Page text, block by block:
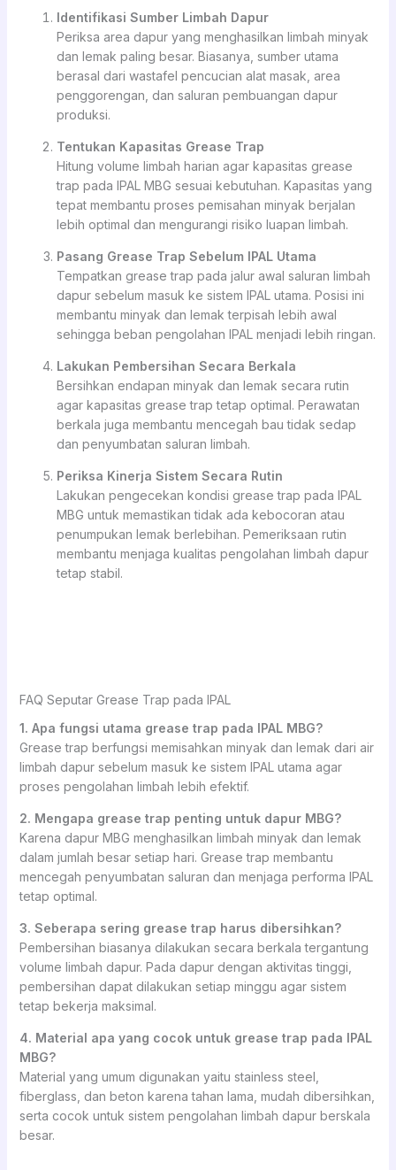
Identifikasi Sumber Limbah Dapur
Periksa area dapur yang menghasilkan limbah minyak
dan lemak paling besar. Biasanya, sumber utama
berasal dari wastafel pencucian alat masak, area
penggorengan, dan saluran pembuangan dapur
produksi.
Tentukan Kapasitas Grease Trap
Hitung volume limbah harian agar kapasitas grease
trap pada IPAL MBG sesuai kebutuhan. Kapasitas yang
tepat membantu proses pemisahan minyak berjalan
lebih optimal dan mengurangi risiko luapan limbah.
Pasang Grease Trap Sebelum IPAL Utama
Tempatkan grease trap pada jalur awal saluran limbah
dapur sebelum masuk ke sistem IPAL utama. Posisi ini
membantu minyak dan lemak terpisah lebih awal
sehingga beban pengolahan IPAL menjadi lebih ringan.
Lakukan Pembersihan Secara Berkala
Bersihkan endapan minyak dan lemak secara rutin
agar kapasitas grease trap tetap optimal. Perawatan
berkala juga membantu mencegah bau tidak sedap
dan penyumbatan saluran limbah.
Periksa Kinerja Sistem Secara Rutin
Lakukan pengecekan kondisi grease trap pada IPAL
MBG untuk memastikan tidak ada kebocoran atau
penumpukan lemak berlebihan. Pemeriksaan rutin
membantu menjaga kualitas pengolahan limbah dapur
tetap stabil.
FAQ Seputar Grease Trap pada IPAL
1. Apa fungsi utama grease trap pada IPAL MBG?
Grease trap berfungsi memisahkan minyak dan lemak dari air
limbah dapur sebelum masuk ke sistem IPAL utama agar
proses pengolahan limbah lebih efektif.
2. Mengapa grease trap penting untuk dapur MBG?
Karena dapur MBG menghasilkan limbah minyak dan lemak
dalam jumlah besar setiap hari. Grease trap membantu
mencegah penyumbatan saluran dan menjaga performa IPAL
tetap optimal.
3. Seberapa sering grease trap harus dibersihkan?
Pembersihan biasanya dilakukan secara berkala tergantung
volume limbah dapur. Pada dapur dengan aktivitas tinggi,
pembersihan dapat dilakukan setiap minggu agar sistem
tetap bekerja maksimal.
4. Material apa yang cocok untuk grease trap pada IPAL
MBG?
Material yang umum digunakan yaitu stainless steel,
fiberglass, dan beton karena tahan lama, mudah dibersihkan,
serta cocok untuk sistem pengolahan limbah dapur berskala
besar.